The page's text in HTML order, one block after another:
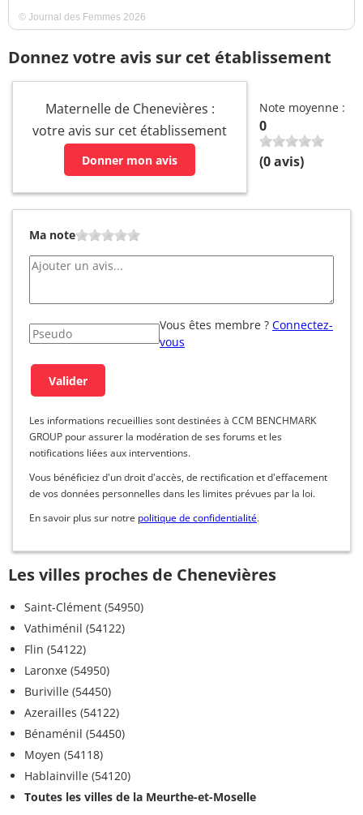
© Journal des Femmes 2026
Donnez votre avis sur cet établissement
Maternelle de Chenevières :
votre avis sur cet établissement
Donner mon avis
Note moyenne :
0
(0avis)
Ma note
Vous êtes membre ? Connectez-
vous
Les informations recueillies sont destinées à CCM BENCHMARK
GROUP pour assurer la modération de ses forums et les
notifications liées aux interventions.
Vous bénéficiez d'un droit d'accès, de rectification et d'effacement
de vos données personnelles dans les limites prévues par la loi.
En savoir plus sur notre politique de confidentialité.
Les villes proches de Chenevières
Saint-Clément (54950)
Vathiménil (54122)
Flin (54122)
Laronxe (54950)
Buriville (54450)
Azerailles (54122)
Bénaménil (54450)
Moyen (54118)
Hablainville (54120)
Toutes les villes de la Meurthe-et-Moselle